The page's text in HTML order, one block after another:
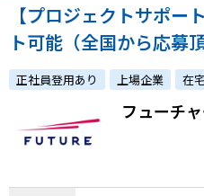
【プロジェクトサポー
ト可能（全国から応募
で、細やかな心遣いな
せるお仕事🎵
正社員登用あり 上場企業 在
フューチ
障害のある新卒学生専門の就
求人検索・スカウトサービス
障害者専門の求人検索・スカウ
就職・転職ノウハウ
お問い合わせ・よくある質問
お問い合わせ